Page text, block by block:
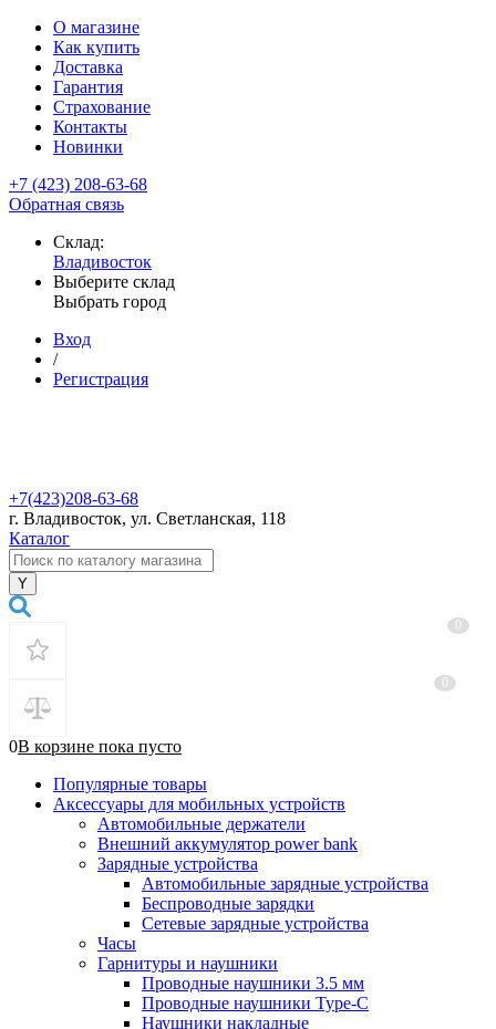
О магазине
Как купить
Доставка
Гарантия
Страхование
Контакты
Новинки
+7 (423) 208-63-68
Обратная связь
Склад:
Владивосток
Выберите склад
Выбрать город
Вход
/
Регистрация
+7(423)208-63-68
г. Владивосток, ул. Светланская, 118
Каталог
0В корзине пока пусто
Популярные товары
Аксессуары для мобильных устройств
Автомобильные держатели
Внешний аккумулятор power bank
Зарядные устройства
Автомобильные зарядные устройства
Беспроводные зарядки
Сетевые зарядные устройства
Часы
Гарнитуры и наушники
Проводные наушники 3.5 мм
Проводные наушники Type-C
Наушники накладные